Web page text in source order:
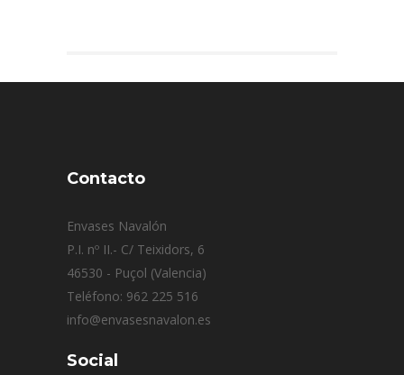
Contacto
Envases Navalón
P.I. nº II.- C/ Teixidors, 6
46530 - Puçol (Valencia)
Teléfono: 962 225 516
info@envasesnavalon.es
Social